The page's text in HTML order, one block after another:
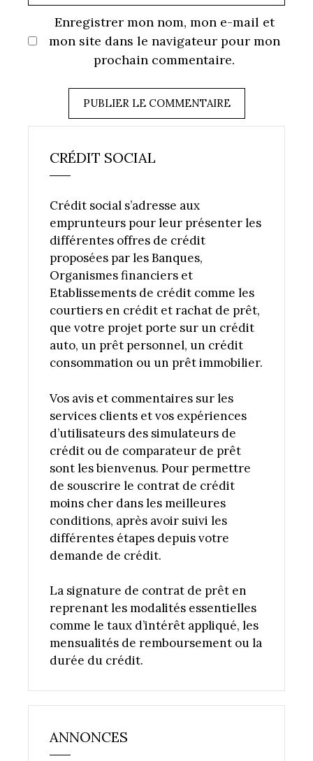
Enregistrer mon nom, mon e-mail et
mon site dans le navigateur pour mon
prochain commentaire.
CRÉDIT SOCIAL
Crédit social s’adresse aux
emprunteurs pour leur présenter les
différentes offres de crédit
proposées par les Banques,
Organismes financiers et
Etablissements de crédit comme les
courtiers en crédit et rachat de prêt,
que votre projet porte sur un crédit
auto, un prêt personnel, un crédit
consommation ou un prêt immobilier.
Vos avis et commentaires sur les
services clients et vos expériences
d’utilisateurs des simulateurs de
crédit ou de comparateur de prêt
sont les bienvenus. Pour permettre
de souscrire le contrat de crédit
moins cher dans les meilleures
conditions, après avoir suivi les
différentes étapes depuis votre
demande de crédit.
La signature de contrat de prêt en
reprenant les modalités essentielles
comme le taux d’intérêt appliqué, les
mensualités de remboursement ou la
durée du crédit.
ANNONCES